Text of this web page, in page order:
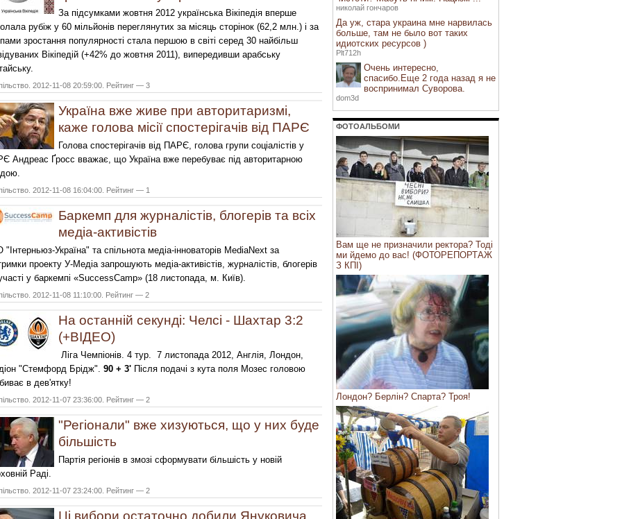
За підсумками жовтня 2012 українська Вікіпедія вперше
рубіж у 60 мільйонів переглянутих за місяць сторінок (62,2 млн.) і за
зростання популярності стала першою в світі серед 30 найбільш
Вікіпедій (+42% до жовтня 2011), випередивши арабську
2012-11-08 20:59:00. Рейтинг — 3
Україна вже живе при авторитаризмі,
каже голова місії спостерігачів від ПАРЄ
Голова спостерігачів від ПАРЄ, голова групи соціалістів у
Андреас Ґросс вважає, що Україна вже перебуває під авторитарною
2012-11-08 16:04:00. Рейтинг — 1
Баркемп для журналістів, блогерів та всіх
медіа-активістів
Україна" та спільнота медіа-інноваторів MediaNext за
проекту У-Медіа запрошують медіа-активістів, журналістів, блогерів
у баркемпі «SuccessCamp» (18 листопада, м. Київ).
2012-11-08 11:10:00. Рейтинг — 2
На останній секунді: Челсі - Шахтар 3:2
(+ВІДЕО)
Ліга Чемпіонів. 4 тур. 7 листопада 2012, Англія, Лондон,
"Стемфорд Брідж". 90 + 3' Після подачі з кута поля Мозес головою
в дев'ятку!
2012-11-07 23:36:00. Рейтинг — 2
"Регіонали" вже хизуються, що у них буде
більшість
Партія регіонів в змозі сформувати більшість у новій
Раді.
2012-11-07 23:24:00. Рейтинг — 2
Ці вибори остаточно добили Януковича
николай гончаров
Да уж, стара украина мне нарвилась
больше, там не было вот таких
идиотских ресурсов )
Plt712h
Очень интересно,
спасибо.Еще 2 года назад я не
воспринимал Суворова.
dom3d
ФОТОАЛЬБОМИ
Вам ще не призначили ректора? Тоді
ми йдемо до вас! (ФОТОРЕПОРТАЖ
З КПІ)
Лондон? Берлін? Спарта? Троя!